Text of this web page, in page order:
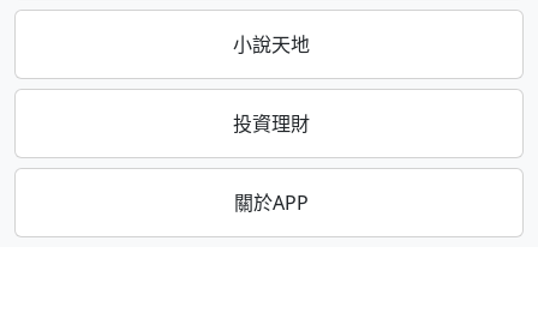
小說天地
投資理財
關於APP